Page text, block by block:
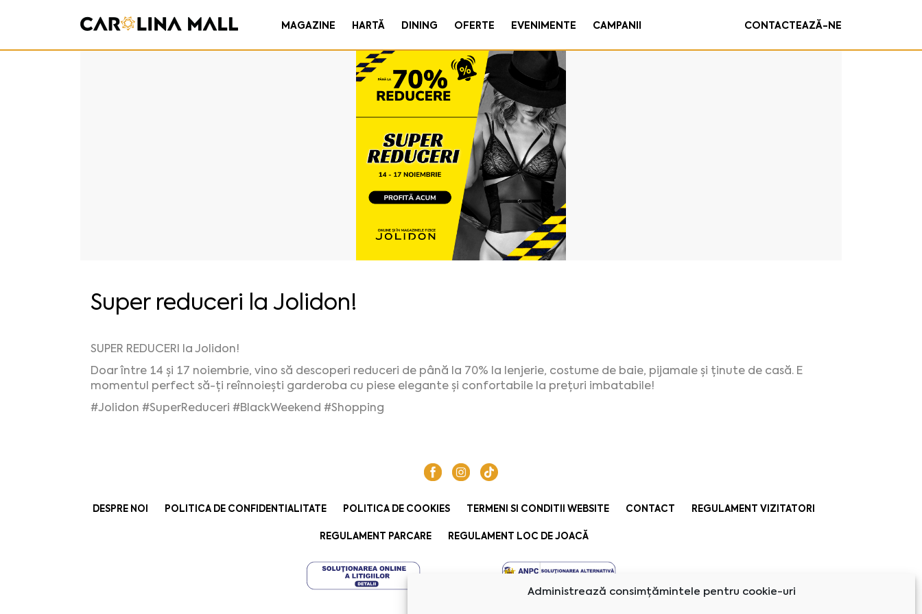
Administrează consimțămintele pentru cookie-uri
MAGAZINE HARTĂ DINING OFERTE EVENIMENTE CAMPANII CONTACTEAZĂ-NE
Super reduceri la Jolidon!
SUPER REDUCERI la Jolidon!
Doar între 14 și 17 noiembrie, vino să descoperi reduceri de până la 70% la lenjerie, costume de baie, pijamale și ținute de casă. E
momentul perfect să-ți reînnoiești garderoba cu piese elegante și confortabile la prețuri imbatabile!
#Jolidon #SuperReduceri #BlackWeekend #Shopping
DESPRE NOI POLITICA DE CONFIDENTIALITATE POLITICA DE COOKIES TERMENI SI CONDITII WEBSITE CONTACT REGULAMENT VIZITATORI
REGULAMENT PARCARE REGULAMENT LOC DE JOACĂ